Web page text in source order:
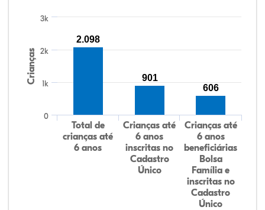
Crianças
Total de
crianças até
6 anos
Crianças até
6 anos
inscritas no
Cadastro
Único
Crianças até
6 anos
beneficiárias
Bolsa
Família e
inscritas no
Cadastro
Único
0
1k
2k
3k
2.098
901
606